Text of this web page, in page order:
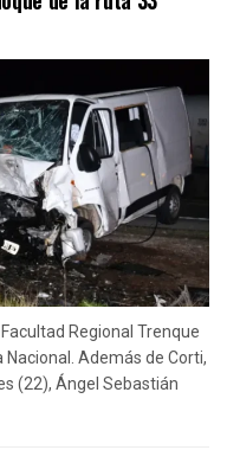
Regional Trenque
Nacional. Además de Corti,
(22), Ángel Sebastián